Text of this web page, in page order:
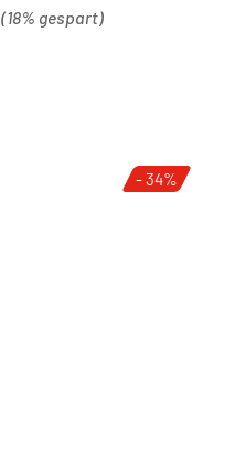
(18% gespart)
- 34%